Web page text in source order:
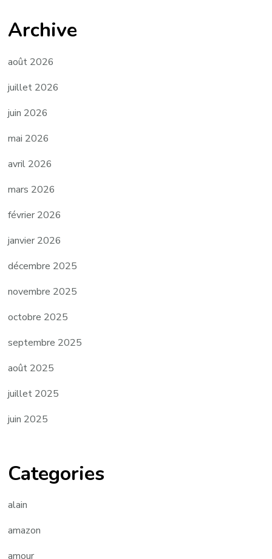
Archive
août 2026
juillet 2026
juin 2026
mai 2026
avril 2026
mars 2026
février 2026
janvier 2026
décembre 2025
novembre 2025
octobre 2025
septembre 2025
août 2025
juillet 2025
juin 2025
Categories
alain
amazon
amour